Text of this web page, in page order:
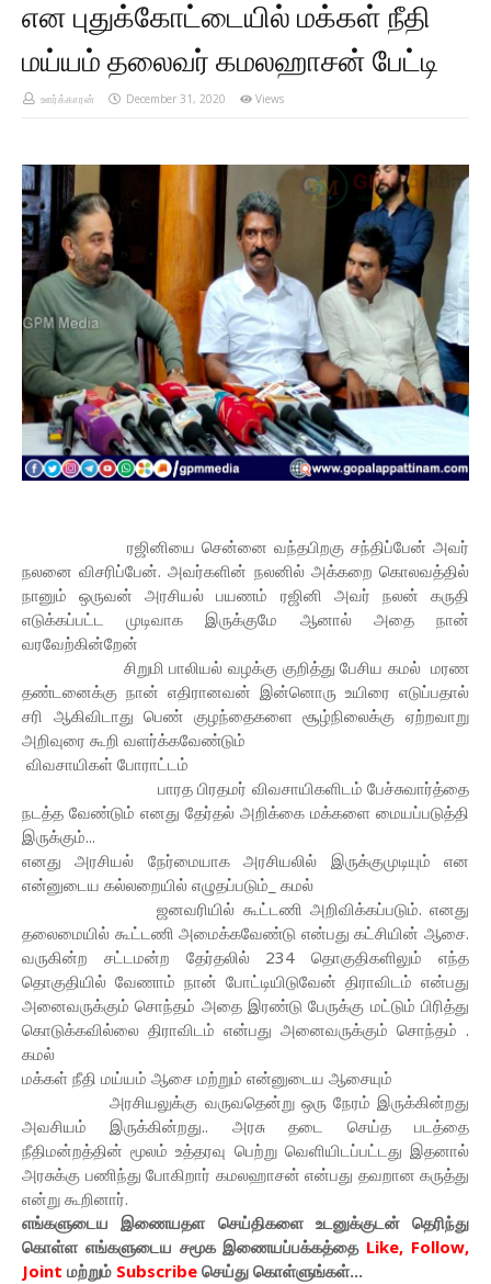
என புதுக்கோட்டையில் மக்கள் நீதி
மய்யம் தலைவர் கமலஹாசன் பேட்டி
ஊர்க்காரன் December 31, 2020 Views
ரஜினியை சென்னை வந்தபிறகு சந்திப்பேன் அவர்
நலனை விசரிப்பேன். அவர்களின் நலனில் அக்கறை கொலவத்தில்
நானும் ஒருவன் அரசியல் பயணம் ரஜினி அவர் நலன் கருதி
எடுக்கப்பட்ட முடிவாக இருக்குமே ஆனால் அதை நான்
வரவேற்கின்றேன்
சிறுமி பாலியல் வழக்கு குறித்து பேசிய கமல் மரண
தண்டனைக்கு நான் எதிரானவன் இன்னொரு உயிரை எடுப்பதால்
சரி ஆகிவிடாது பெண் குழந்தைகளை சூழ்நிலைக்கு ஏற்றவாறு
அறிவுரை கூறி வளர்க்கவேண்டும்
விவசாயிகள் போராட்டம்
பாரத பிரதமர் விவசாயிகளிடம் பேச்சுவார்த்தை
நடத்த வேண்டும் எனது தேர்தல் அறிக்கை மக்களை மையப்படுத்தி
இருக்கும்...
எனது அரசியல் நேர்மையாக அரசியலில் இருக்குமுடியும் என
என்னுடைய கல்லறையில் எழுதப்படும்_ கமல்
ஜனவரியில் கூட்டணி அறிவிக்கப்படும். எனது
தலைமையில் கூட்டணி அமைக்கவேண்டு என்பது கட்சியின் ஆசை.
வருகின்ற சட்டமன்ற தேர்தலில் 234 தொகுதிகளிலும் எந்த
தொகுதியில் வேணாம் நான் போட்டியிடுவேன் திராவிடம் என்பது
அனைவருக்கும் சொந்தம் அதை இரண்டு பேருக்கு மட்டும் பிரித்து
கொடுக்கவில்லை திராவிடம் என்பது அனைவருக்கும் சொந்தம் .
கமல்
மக்கள் நீதி மய்யம் ஆசை மற்றும் என்னுடைய ஆசையும்
அரசியலுக்கு வருவதென்று ஒரு நேரம் இருக்கின்றது
அவசியம் இருக்கின்றது.. அரசு தடை செய்த படத்தை
நீதிமன்றத்தின் மூலம் உத்தரவு பெற்று வெளியிடப்பட்டது இதனால்
அரசுக்கு பணிந்து போகிறார் கமலஹாசன் என்பது தவறான கருத்து
என்று கூறினார்.
எங்களுடைய இணையதள செய்திகளை உடனுக்குடன் தெரிந்து
கொள்ள எங்களுடைய சமூக இணையப்பக்கத்தை Like, Follow,
Joint மற்றும் Subscribe செய்து கொள்ளுங்கள்...